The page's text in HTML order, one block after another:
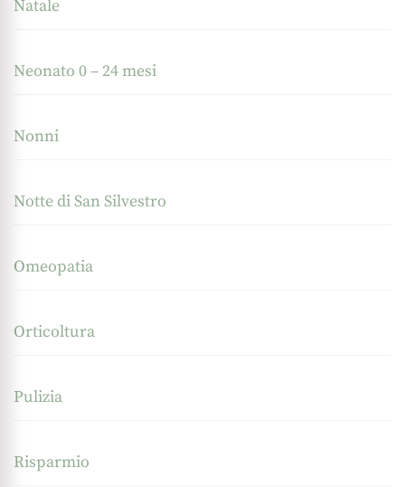
Natale
Neonato 0 – 24 mesi
Nonni
Notte di San Silvestro
Omeopatia
Orticoltura
Pulizia
Risparmio